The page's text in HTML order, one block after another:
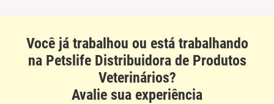
Você já trabalhou ou está trabalhando
na Petslife Distribuidora de Produtos
Veterinários?
Avalie sua experiência